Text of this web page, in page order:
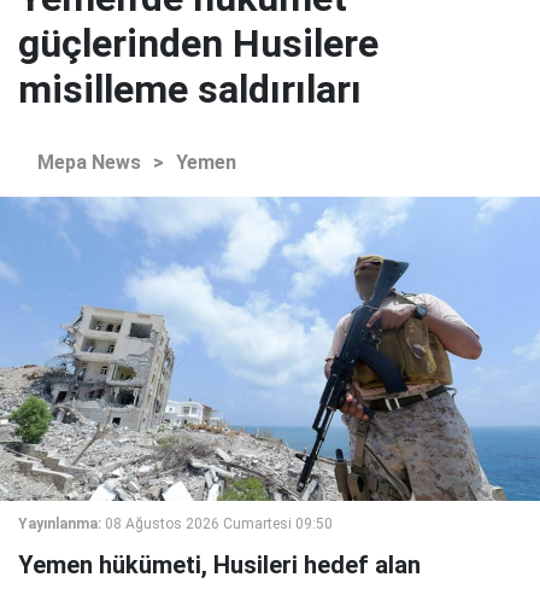
güçlerinden Husilere
misilleme saldırıları
Mepa News > Yemen
Yayınlanma: 08 Ağustos 2026 Cumartesi 09:50
Yemen hükümeti, Husileri hedef alan